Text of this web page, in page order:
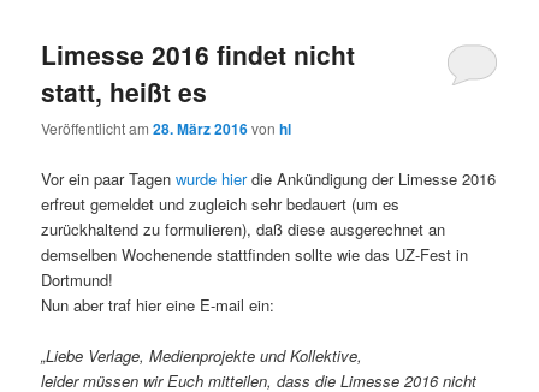
Limesse 2016 findet nicht
statt, heißt es
Veröffentlicht am28. März 2016vonhl
Vor ein paar Tagenwurde hierdie Ankündigung der Limesse 2016
erfreut gemeldet und zugleich sehr bedauert (um es
zurückhaltend zu formulieren), daß diese ausgerechnet an
demselben Wochenende stattfinden sollte wie das UZ-Fest in
Dortmund!
Nun aber traf hier eine E-mail ein:
„Liebe Verlage, Medienprojekte und Kollektive,
leider müssen wir Euch mitteilen, dass die Limesse 2016 nicht